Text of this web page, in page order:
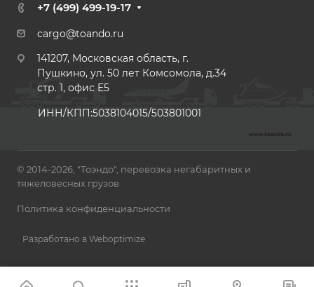
+7 (499) 499-19-17
cargo@toando.ru
141207, Московская область, г.
Пушкино, ул. 50 лет Комсомола, д.34
стр. 1, офис E5
ИНН/КПП:5038104015/503801001
© 2014-2026, "Тоэндо", перевозка негабаритных и
тяжеловесных грузов
Политика конфиденциальности
Разработано в Weboptimize